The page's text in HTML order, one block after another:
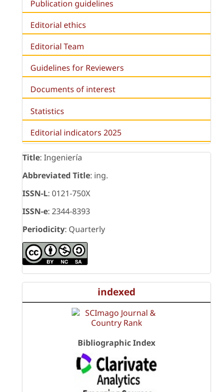
Publication guidelines
Editorial ethics
Editorial Team
Guidelines for Reviewers
Documents of interest
Statistics
Editorial indicators 2025
Title: Ingeniería
Abbreviated Title: ing.
ISSN-L: 0121-750X
ISSN-e: 2344-8393
Periodicity: Quarterly
indexed
Bibliographic Index